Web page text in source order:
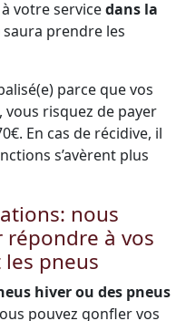
à votre servicedans la
saura prendre les
parce que vos
risquez de payer
En cas de récidive, il
s’avèrent plus
nous
répondre à vos
pneus
hiver ou des pneus
pouvez gonfler vos